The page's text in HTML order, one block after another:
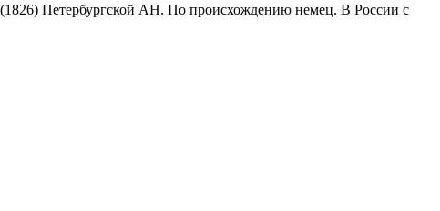
Петербургской АН. По происхождению немец. В России с